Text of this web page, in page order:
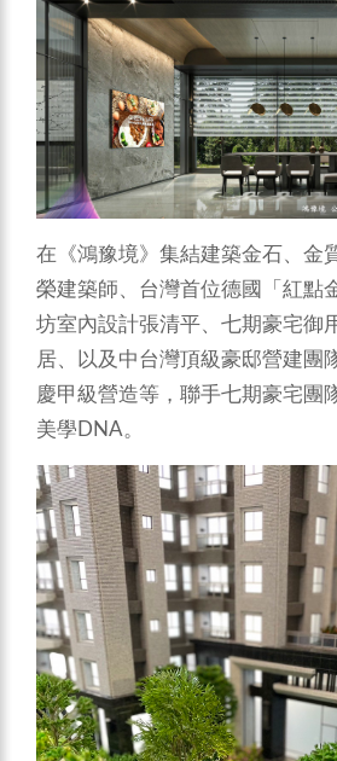
在《鴻豫境》集結建築金石、金
榮建築師、台灣首位德國「紅點
坊室內設計張清平、七期豪宅御
居、以及中台灣頂級豪邸營建團
慶甲級營造等，聯手七期豪宅團
美學DNA。